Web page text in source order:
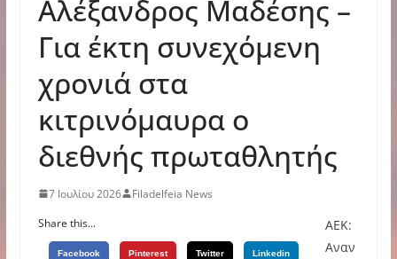
Αλέξανδρος Μαδέσης –
Για έκτη συνεχόμενη
χρονιά στα
κιτρινόμαυρα ο
διεθνής πρωταθλητής
7 Ιουλίου 2026
Filadelfeia News
Share this...
Facebook Pinterest Twitter Linkedin
ΑΕΚ:
Αναν